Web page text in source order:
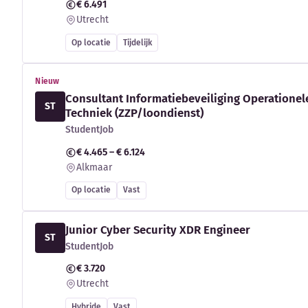
€ 6.491
Utrecht
Op locatie Tijdelijk
Nieuw
ST
Consultant Informatiebeveiliging
Techniek (ZZP/loondienst)
StudentJob
€ 4.465 – € 6.124
Alkmaar
Op locatie Vast
ST
Junior Cyber Security XDR Engineer
StudentJob
€ 3.720
Utrecht